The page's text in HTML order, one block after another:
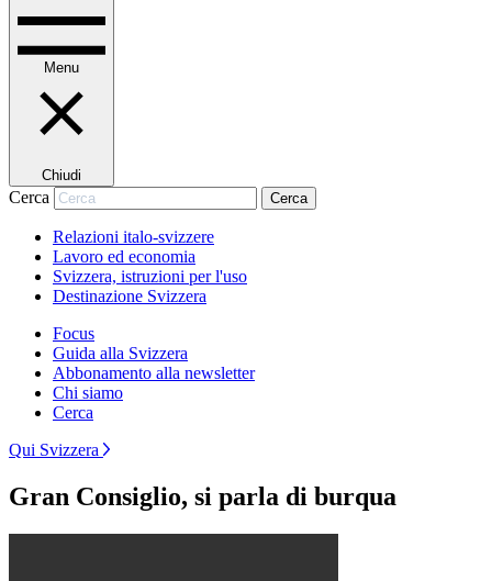
Menu
Chiudi
Cerca Cerca
Relazioni italo-svizzere
Lavoro ed economia
Svizzera, istruzioni per l'uso
Destinazione Svizzera
Focus
Guida alla Svizzera
Abbonamento alla newsletter
Chi siamo
Cerca
Qui Svizzera
Gran Consiglio, si parla di burqua